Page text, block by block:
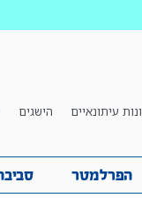
עיתונאיים הישגים
הפרלמטר
הפרלמטר